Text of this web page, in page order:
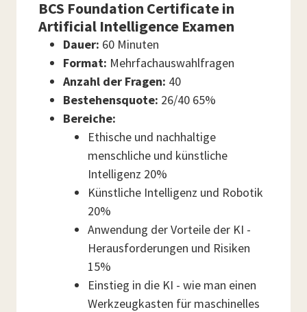
BCS Foundation Certificate in
Artificial Intelligence Examen
Dauer: 60 Minuten
Format: Mehrfachauswahlfragen
Anzahl der Fragen: 40
Bestehensquote: 26/40 65%
Bereiche:
Ethische und nachhaltige
menschliche und künstliche
Intelligenz 20%
Künstliche Intelligenz und Robotik
20%
Anwendung der Vorteile der KI -
Herausforderungen und Risiken
15%
Einstieg in die KI - wie man einen
Werkzeugkasten für maschinelles